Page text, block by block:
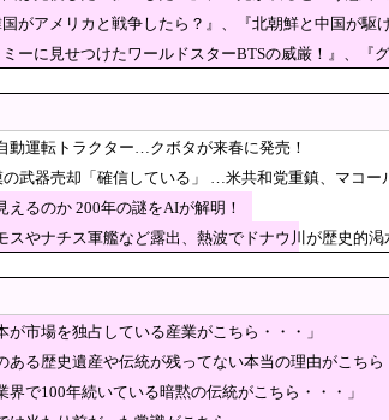
滅する前に自首しろ』と警告！」→「お前が自首しろ」
界から注文が殺到 その理由は？[8/7]
告&活動休止を宣言
で女性患者を「植物状態」にしてし
京へ行くしかない理由がこちら…」
や伝統が残ってない本当の理由がこちら・・
年に国際審判員らを性接待
駅西口で市民ら #高市小泉麻生めちゃくちゃじゃんニュ
操作方法を指示…『数字合わせ』の組織的証拠を確保」
に備え「短距離戦術核」を検討！
がアメリカと戦争したら？』、『北朝鮮と中国が駆
ーに見せつけたワールドスターBTSの威厳！』、『
動運転トラクター…クボタが来春に発売！
武器売却「確信している」 …米共和党重鎮、マコー
えるのか 200年の謎をAIが解明！
スやナチス軍艦など露出、熱波でドナウ川が歴史的渇
が市場を独占している産業がこちら・・・」
ある歴史遺産や伝統が残ってない本当の理由がこちら
で100年続いている暗黙の伝統がこちら・・・」